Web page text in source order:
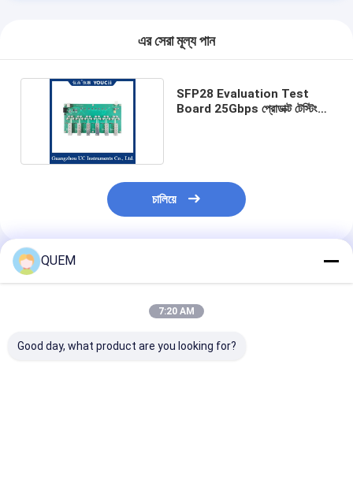
এর সেরা মূল্য পান
SFP28 Evaluation Test
Board 25Gbps প্রোডাক্ট টেস্টিং
চালিয়ে
প্রস্তাবিত পণ্য
QUEM
7:20 AM
Good day, what product are you looking for?